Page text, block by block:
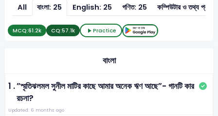
All বাংলা: 25 English: 25 গণিত: 25 কম্পিউটার
MCQ:61.2k CQ:57.1k Practice
বাংলা
1 .”স্মৃতিঝলমল সুনীল মাটির কাছে আমার অনেক ঋণ আছে”- গানটি কার
রচনা?
Updated: 6 months ago